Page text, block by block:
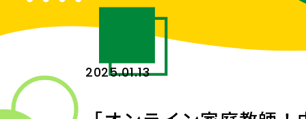
2025.01.13